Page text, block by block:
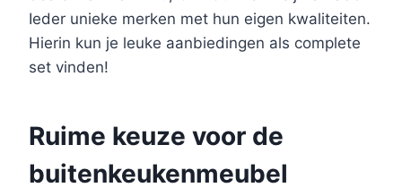
Ieder unieke merken met hun eigen kwaliteiten.
Hierin kun je leuke aanbiedingen als complete
set vinden!
Ruime keuze voor de
buitenkeukenmeubel